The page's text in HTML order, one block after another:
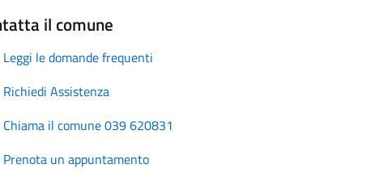
il comune
Leggi le domande frequenti
Richiedi Assistenza
Chiama il comune 039 620831
Prenota un appuntamento